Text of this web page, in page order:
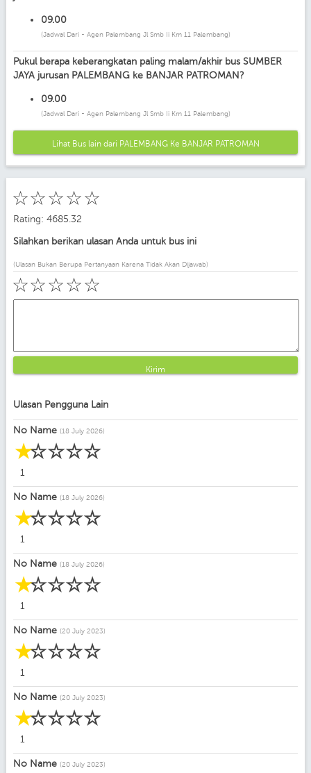
09.00
(Jadwal Dari - Agen Palembang Jl Smb Ii Km 11 Palembang)
Pukul berapa keberangkatan paling malam/akhir bus SUMBER
JAYA jurusan PALEMBANG ke BANJAR PATROMAN?
09.00
(Jadwal Dari - Agen Palembang Jl Smb Ii Km 11 Palembang)
Lihat Bus lain dari PALEMBANG Ke BANJAR PATROMAN
☆
☆
☆
☆
☆
Rating: 4685.32
Silahkan berikan ulasan Anda untuk bus ini
(Ulasan Bukan Berupa Pertanyaan Karena Tidak Akan Dijawab)
☆
☆
☆
☆
☆
Kirim
Ulasan Pengguna Lain
No Name (18 July 2026)
☆
☆
☆
☆
☆
1
No Name (18 July 2026)
☆
☆
☆
☆
☆
1
No Name (18 July 2026)
☆
☆
☆
☆
☆
1
No Name (20 July 2023)
☆
☆
☆
☆
☆
1
No Name (20 July 2023)
☆
☆
☆
☆
☆
1
No Name (20 July 2023)